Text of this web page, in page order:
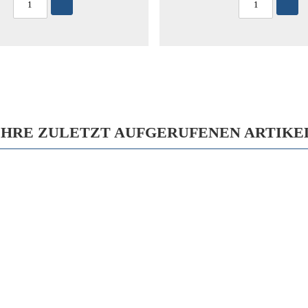
ZULETZT AUFGERUFENEN